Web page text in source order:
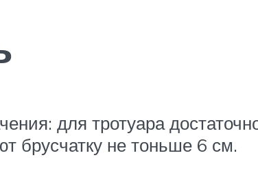
для тротуара
брусчатку не тоньше 6 см.